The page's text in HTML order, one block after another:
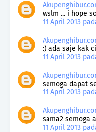
wslm ... i hope
11 April 2013
:) ada saje kak
11 April 2013
semoga dapat
11 April 2013
sama2 semoga
11 April 2013